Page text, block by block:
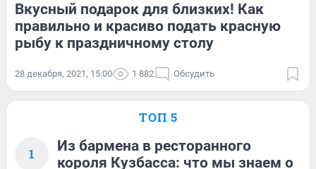
Вкусный подарок для близких! Как
правильно и красиво подать красную
рыбу к праздничному столу
28 декабря, 2021, 15:00 1 882 Обсудить
ТОП 5
1
Из бармена в ресторанного
короля Кузбасса: что мы знаем о